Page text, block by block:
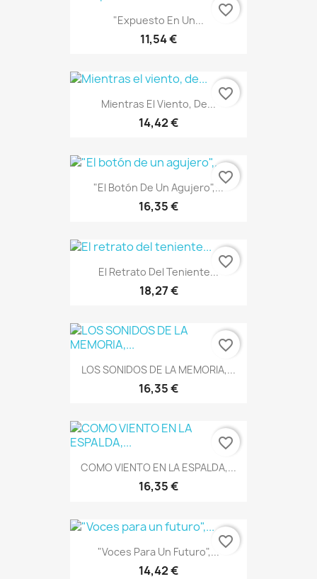
"Expuesto En Un...
11,54 €
favorite_border
Mientras El Viento, De...
14,42 €
favorite_border
"El Botón De Un Agujero",...
16,35 €
favorite_border
El Retrato Del Teniente...
18,27 €
favorite_border
LOS SONIDOS DE LA MEMORIA,...
16,35 €
favorite_border
COMO VIENTO EN LA ESPALDA,...
16,35 €
favorite_border
"Voces Para Un Futuro",...
14,42 €
favorite_border